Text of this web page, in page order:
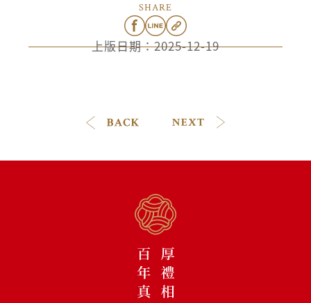
上版日期：2025-12-19
SHARE